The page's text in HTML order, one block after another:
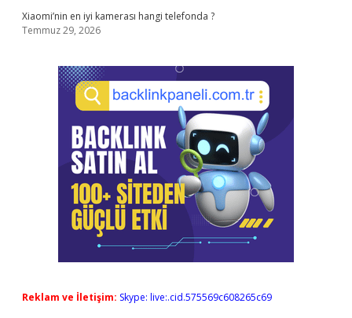
Xiaomi’nin en iyi kamerası hangi telefonda ?
Temmuz 29, 2026
Reklam ve İletişim: Skype: live:.cid.575569c608265c69